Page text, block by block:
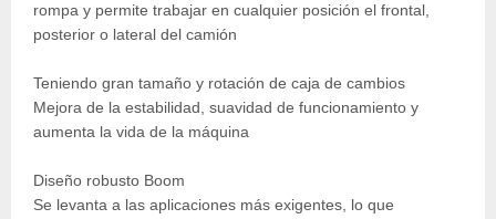
rompa y permite trabajar en cualquier posición el frontal,
posterior o lateral del camión
Teniendo gran tamaño y rotación de caja de cambios
Mejora de la estabilidad, suavidad de funcionamiento y
aumenta la vida de la máquina
Diseño robusto Boom
Se levanta a las aplicaciones más exigentes, lo que